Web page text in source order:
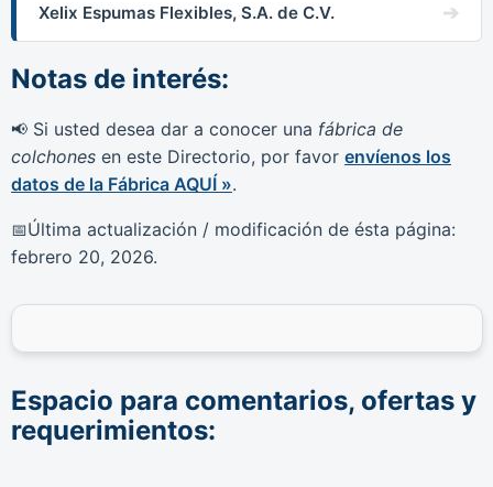
Xelix Espumas Flexibles, S.A. de C.V.
Notas de interés:
📢 Si usted desea dar a conocer una fábrica de
colchones en este Directorio, por favor envíenos los
datos de la Fábrica AQUÍ ».
📅Última actualización / modificación de ésta página:
febrero 20, 2026.
Espacio para comentarios, ofertas y
requerimientos: